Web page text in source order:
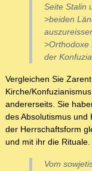
Seite Stalin
>beiden
>Orthodoxe
der
Vergleichen Sie
Kirche/
andererseits. Sie
des Absolutismus und
der Herrschaftsform
und mit ihr die Rituale.
Vom